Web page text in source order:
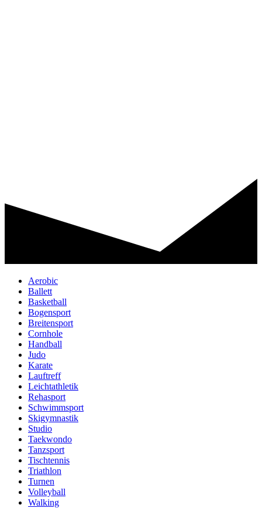
Aerobic
Ballett
Basketball
Bogensport
Breitensport
Cornhole
Handball
Judo
Karate
Lauftreff
Leichtathletik
Rehasport
Schwimmsport
Skigymnastik
Studio
Taekwondo
Tanzsport
Tischtennis
Triathlon
Turnen
Volleyball
Walking